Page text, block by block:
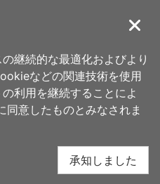
導覽
坑
3210
閉じ
継続的な最適化およびより
などの関連技術を使用
利用を継続することによ
意したものとみなされま
承知しました